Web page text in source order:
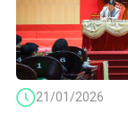
21/01/2026